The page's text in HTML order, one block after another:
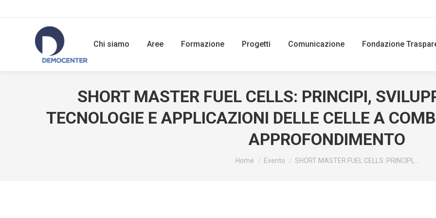
Chi siamo Aree Formazione Progetti Comunicazione Fondazione
SHORT MASTER FUEL CELLS: PRINCIPI,
TECNOLOGIE E APPLICAZIONI DELLE CELLE A
APPROFONDIMENTO
You are here:
Home Evento SHORT MASTER FUEL CELLS: PRINCIPI,…